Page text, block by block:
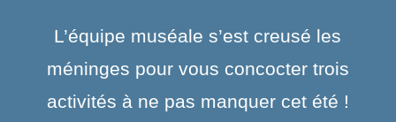
L’équipe muséale s’est creusé les
méninges pour vous concocter trois
activités à ne pas manquer cet été !